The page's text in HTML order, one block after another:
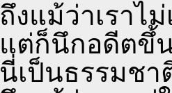
ถึงแม้ว่าเราไ
แต่ก็นึกอดีตขึ้
นี่เป็นธรรมชา